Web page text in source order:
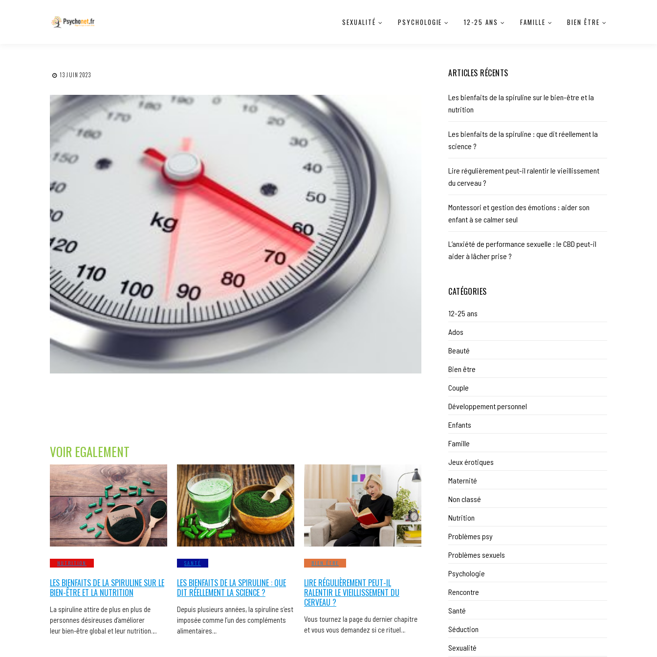
SEXUALITÉ PSYCHOLOGIE 12-25 ANS FAMILLE BIEN ÊTRE
13 JUIN 2023
VOIR EGALEMENT
NUTRITION
LES BIENFAITS DE LA SPIRULINE SUR LE
BIEN-ÊTRE ET LA NUTRITION
La spiruline attire de plus en plus de
personnes désireuses d’améliorer
leur bien-être global et leur nutrition….
SANTÉ
LES BIENFAITS DE LA SPIRULINE : QUE
DIT RÉELLEMENT LA SCIENCE ?
Depuis plusieurs années, la spiruline s’est
imposée comme l’un des compléments
alimentaires…
BIEN ÊTRE
LIRE RÉGULIÈREMENT PEUT-IL
RALENTIR LE VIEILLISSEMENT DU
CERVEAU ?
Vous tournez la page du dernier chapitre
et vous vous demandez si ce rituel…
ARTICLES RÉCENTS
Les bienfaits de la spiruline sur le bien-être et la
nutrition
Les bienfaits de la spiruline : que dit réellement la
science ?
Lire régulièrement peut-il ralentir le vieillissement
du cerveau ?
Montessori et gestion des émotions : aider son
enfant à se calmer seul
L’anxiété de performance sexuelle : le CBD peut-il
aider à lâcher prise ?
CATÉGORIES
12-25 ans
Ados
Beauté
Bien être
Couple
Développement personnel
Enfants
Famille
Jeux érotiques
Maternité
Non classé
Nutrition
Problèmes psy
Problèmes sexuels
Psychologie
Rencontre
Santé
Séduction
Sexualité